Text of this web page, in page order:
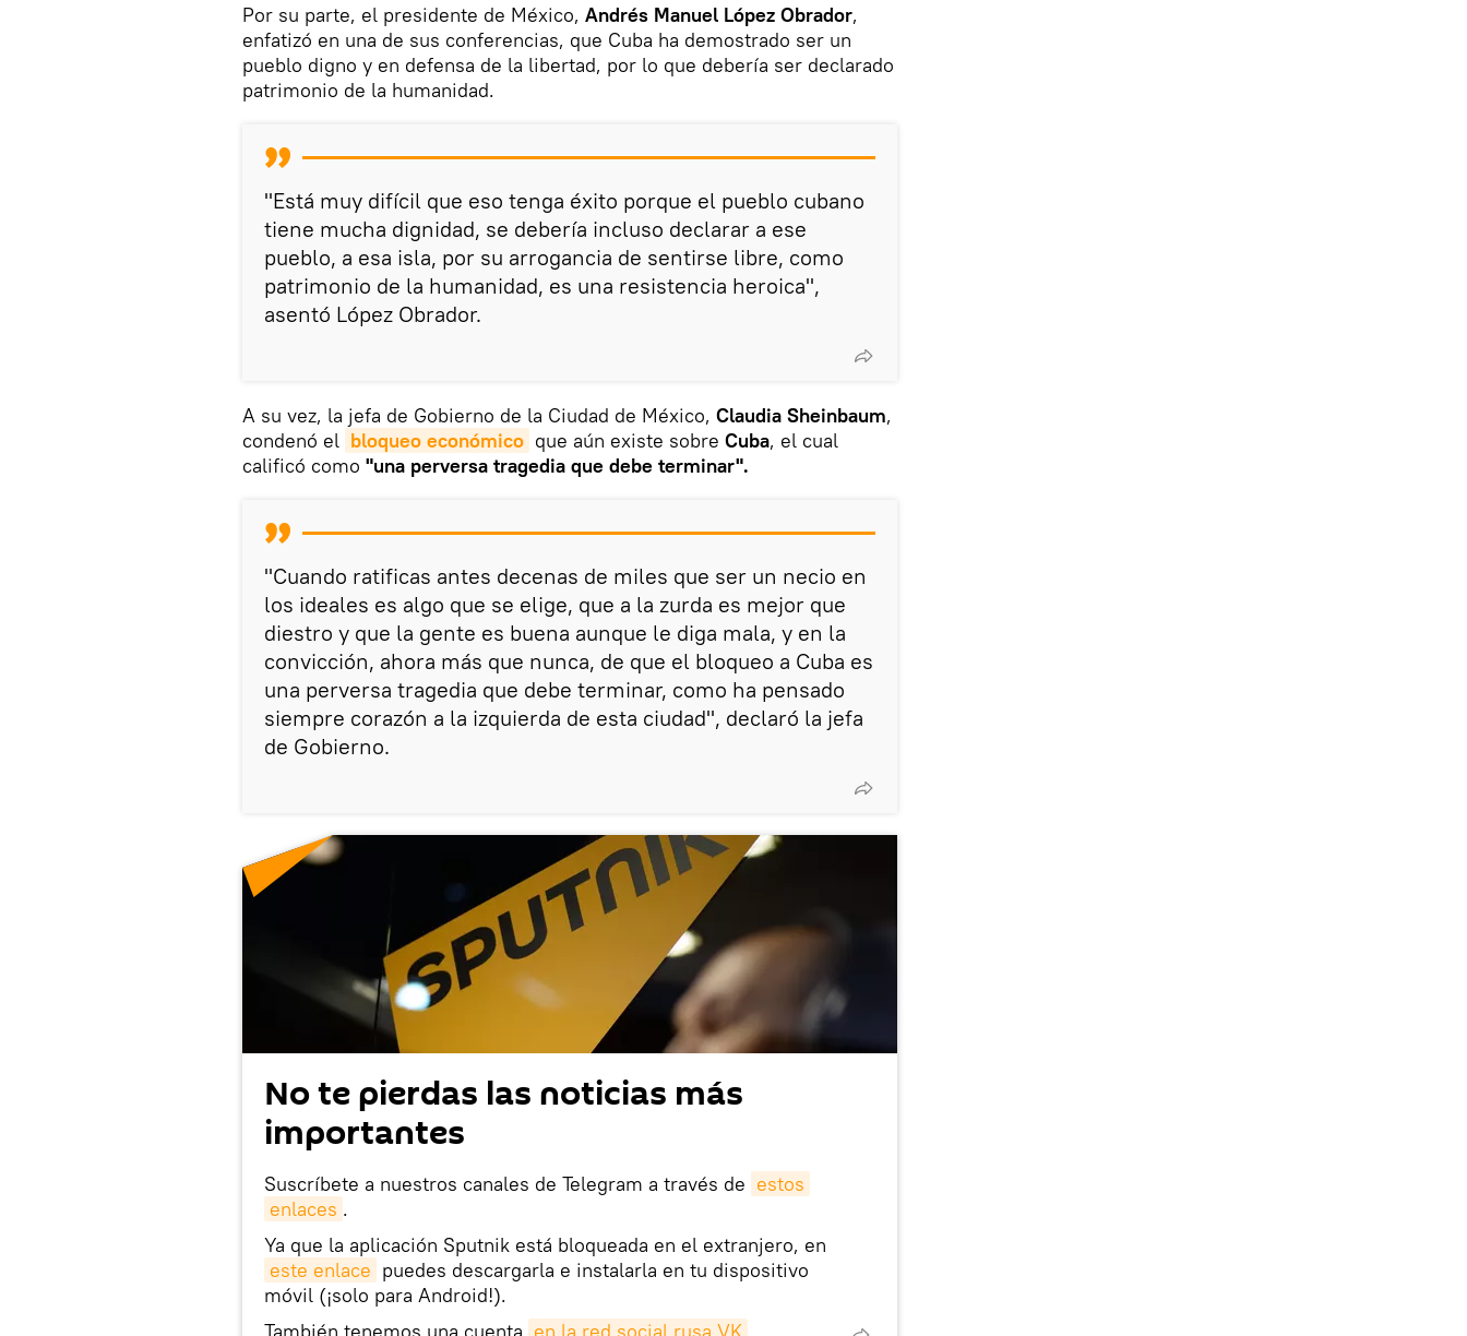
Por su parte, el presidente de México, Andrés Manuel López Obrador,
enfatizó en una de sus conferencias, que Cuba ha demostrado ser un
pueblo digno y en defensa de la libertad, por lo que debería ser declarado
patrimonio de la humanidad.
"Está muy difícil que eso tenga éxito porque el pueblo cubano
tiene mucha dignidad, se debería incluso declarar a ese
pueblo, a esa isla, por su arrogancia de sentirse libre, como
patrimonio de la humanidad, es una resistencia heroica",
asentó López Obrador.
A su vez, la jefa de Gobierno de la Ciudad de México, Claudia Sheinbaum,
condenó el bloqueo económico que aún existe sobre Cuba, el cual
calificó como "una perversa tragedia que debe terminar".
"Cuando ratificas antes decenas de miles que ser un necio en
los ideales es algo que se elige, que a la zurda es mejor que
diestro y que la gente es buena aunque le diga mala, y en la
convicción, ahora más que nunca, de que el bloqueo a Cuba es
una perversa tragedia que debe terminar, como ha pensado
siempre corazón a la izquierda de esta ciudad", declaró la jefa
de Gobierno.
No te pierdas las noticias más
importantes
Suscríbete a nuestros canales de Telegram a través de estos
enlaces .
Ya que la aplicación Sputnik está bloqueada en el extranjero, en
este enlace puedes descargarla e instalarla en tu dispositivo
móvil (¡solo para Android!).